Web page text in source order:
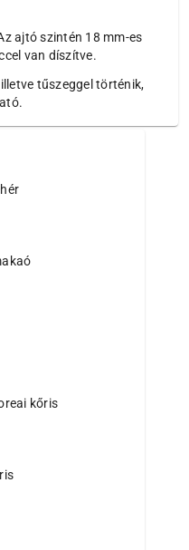
ajtó szintén 18 mm-es
van díszítve.
tűszeggel történik,
kőris